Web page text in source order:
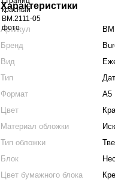
Характеристики
Артикул
Бренд
Вид
Тип
Формат
А5
Цвет
Материал обложки
Тип обложки
Блок
Цвет бумажного блока